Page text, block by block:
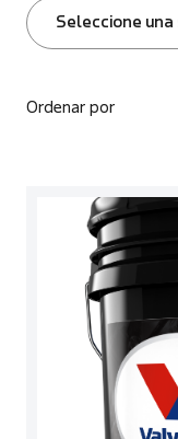
Seleccione
Ordenar por